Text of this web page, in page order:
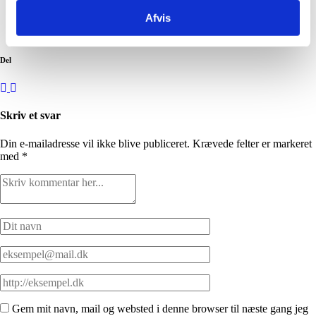
Afvis
E-bog: “Slip ud af narcissistens greb én gang for alle”
Del
Skriv et svar
Din e-mailadresse vil ikke blive publiceret. Krævede felter er markeret
med *
Gem mit navn, mail og websted i denne browser til næste gang jeg